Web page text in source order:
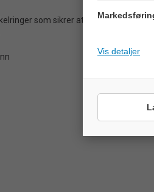
som sikrer at båtnøkkelen
Vis detaljer